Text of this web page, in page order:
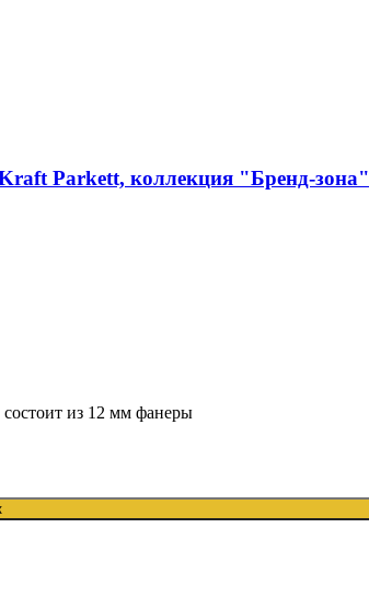
Parkett, коллекция "Бренд-зона"
из 12 мм фанеры